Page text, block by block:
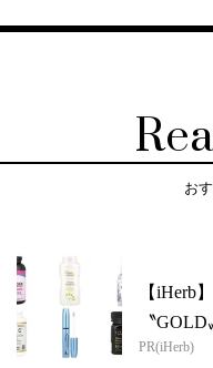
お
【iHerb
〝
PR(iHerb)